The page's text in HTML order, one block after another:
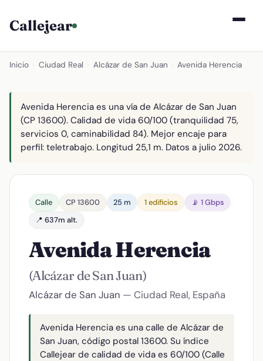
Callejear
Inicio Ciudad Real Alcázar de San Juan Avenida Herencia
Avenida Herencia es una vía de Alcázar de San Juan
(CP 13600). Calidad de vida 60/100 (tranquilidad 75,
servicios 0, caminabilidad 84). Mejor encaje para
perfil: teletrabajo. Longitud 25,1 m. Datos a julio 2026.
Calle CP 13600 25 m 1 edificios
📡 1 Gbps
📍 637m alt.
Avenida Herencia
(Alcázar de San Juan)
Alcázar de San Juan — Ciudad Real, España
Avenida Herencia es una calle de Alcázar de
San Juan, código postal 13600. Su índice
Callejear de calidad de vida es 60/100 (Calle